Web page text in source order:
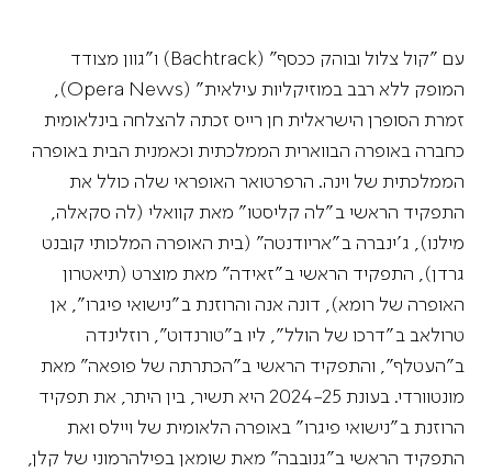
עם "קול צלול ובוהק ככסף" (Bachtrack) ו"גוון מצודד
המופק ללא רבב במוזיקליות עילאית" (Opera News),
זמרת הסופרן הישראלית חן רייס זכתה להצלחה בינלאומית
כחברה באופרה הבווארית הממלכתית וכאמנית הבית באופרה
הממלכתית של וינה. הרפרטואר האופראי שלה כולל את
התפקיד הראשי ב"לה קליסטו" מאת קוואלי (לה סקאלה,
מילנו), ג'ינברה ב"אריודנטה" (בית האופרה המלכותי קובנט
גרדן), התפקיד הראשי ב"זאידה" מאת מוצרט (תיאטרון
האופרה של רומא), דונה אנה והרוזנת ב"נישואי פיגרו", אן
טרולאב ב"דרכו של הולל", ליו ב"טורנדוט", רוזלינדה
ב"העטלף", והתפקיד הראשי ב"הכתרתה של פופאה" מאת
מונטוורדי. בעונת 2024-25 היא תשיר, בין היתר, את תפקיד
הרוזנת ב"נישואי פיגרו" באופרה הלאומית של ויילס ואת
התפקיד הראשי ב"גנובבה" מאת שומאן בפילהרמוני של קלן,